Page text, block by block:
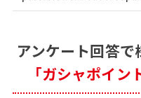
アンケート回答で
「ガシャポイン